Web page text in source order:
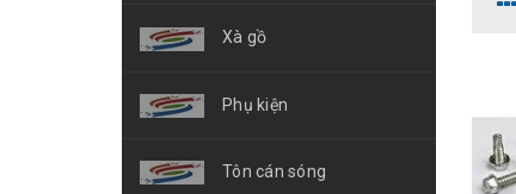
Xà gồ
Phụ kiện
Tôn cán sóng